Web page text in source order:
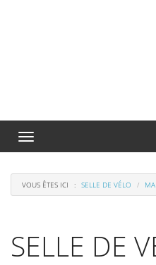
Menu
de
VOUS ÊTES ICI SELLE DE VÉLO
SELLE DE